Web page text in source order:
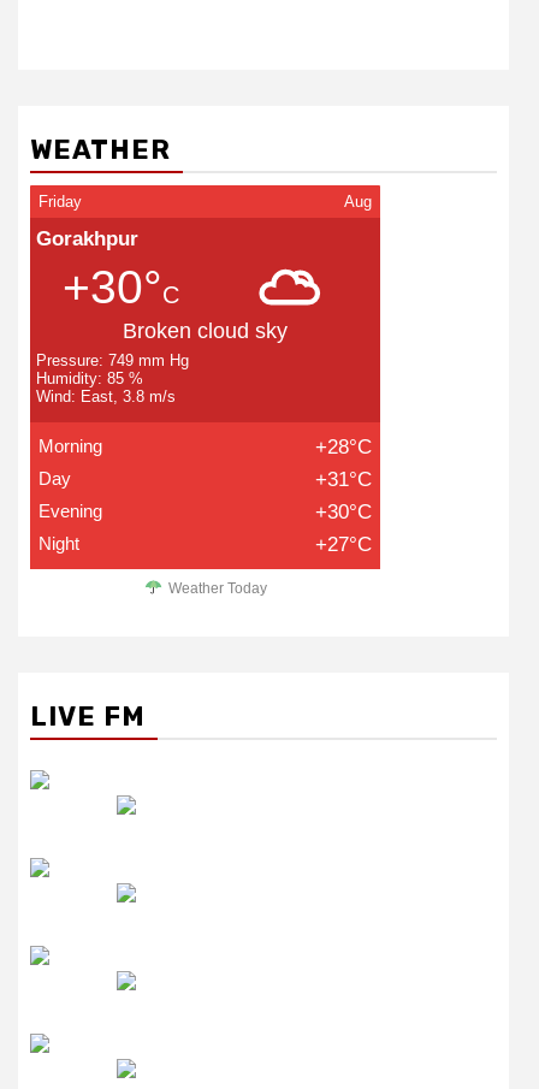
WEATHER
Friday Aug
Gorakhpur
+30°C
Broken cloud sky
Pressure: 749 mm Hg
Humidity: 85 %
Wind: East, 3.8 m/s
Morning +28°C
Day +31°C
Evening +30°C
Night +27°C
Weather Today
LIVE FM